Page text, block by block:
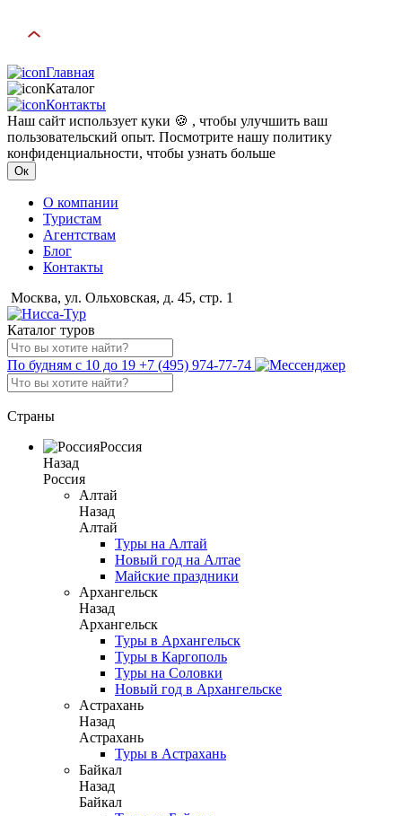
Главная
Каталог
Контакты
Наш сайт использует куки 🍪 , чтобы улучшить ваш
пользовательский опыт. Посмотрите нашу политику
конфиденциальности, чтобы узнать больше
Ок
О компании
Туристам
Агентствам
Блог
Контакты
Москва, ул. Ольховская, д. 45, стр. 1
Каталог туров
По будням с 10 до 19 +7 (495) 974-77-74
Страны
Россия
Назад
Россия
Алтай
Назад
Алтай
Туры на Алтай
Новый год на Алтае
Майские праздники
Архангельск
Назад
Архангельск
Туры в Архангельск
Туры в Каргополь
Туры на Соловки
Новый год в Архангельске
Астрахань
Назад
Астрахань
Туры в Астрахань
Байкал
Назад
Байкал